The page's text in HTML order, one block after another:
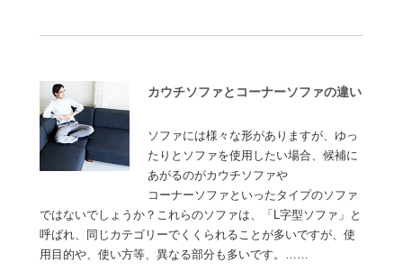
カウチソファとコーナーソファの違い
ソファには様々な形がありますが、ゆっ
たりとソファを使用したい場合、候補に
あがるのがカウチソファや
コーナーソファといったタイプのソファ
ではないでしょうか？これらのソファは、「L字型ソファ」と
呼ばれ、同じカテゴリーでくくられることが多いですが、使
用目的や、使い方等、異なる部分も多いです。……